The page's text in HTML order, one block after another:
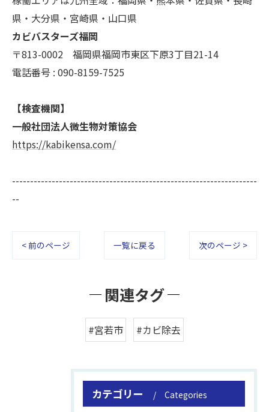
県・大分県・宮崎県・山口県
カビバスターズ福岡
〒813-0002 福岡県福岡市東区下原3丁目21-14
電話番号 : 090-8159-7525
【検査機関】
一般社団法人微生物対策協会
https://kabikensa.com/
--------------------------------------------------------------------
--
< 前のページ 一覧に戻る 次のページ >
関連タグ
#宮若市 #カビ除去
カテゴリー Categories